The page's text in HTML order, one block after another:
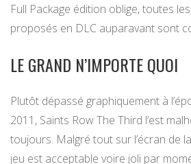
Full Package édition oblige, toutes
proposés en DLC auparavant sont
LE GRAND N’IMPORTE QUOI
Plutôt dépassé graphiquement à
2011, Saints Row The Third l’est
toujours. Malgré tout sur l’écran de
jeu est acceptable voire joli par